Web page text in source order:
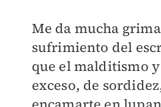
Me da mucha
sufrimiento del
que el malditismo
exceso, de